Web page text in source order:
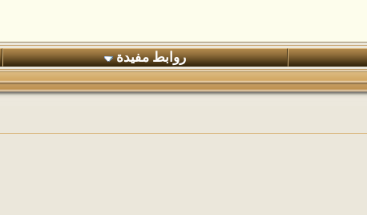
روابط مفيدة